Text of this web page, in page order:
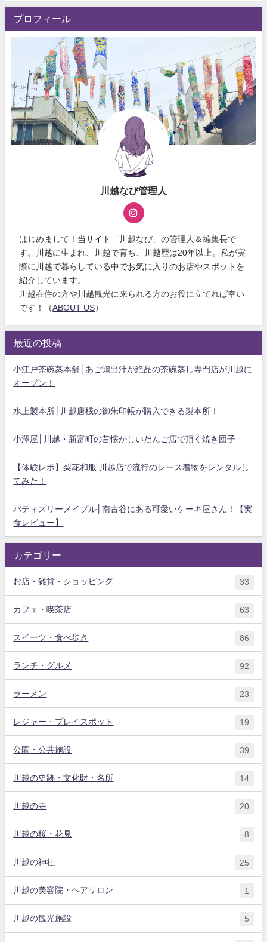
プロフィール
川越なび管理人
はじめまして！当サイト「川越なび」の管理人＆編集長で
す。川越に生まれ、川越で育ち、川越歴は20年以上。私が実
際に川越で暮らしている中でお気に入りのお店やスポットを
紹介しています。
川越在住の方や川越観光に来られる方のお役に立てれば幸い
です！（ABOUT US）
最近の投稿
小江戸茶碗蒸本舗│あご鶏出汁が絶品の茶碗蒸し専門店が川越に
オープン！
水上製本所│川越唐桟の御朱印帳が購入できる製本所！
小澤屋│川越・新富町の昔懐かしいだんご店で頂く焼き団子
【体験レポ】梨花和服 川越店で流行のレース着物をレンタルし
てみた！
パティスリーメイプル│南古谷にある可愛いケーキ屋さん！【実
食レビュー】
カテゴリー
お店・雑貨・ショッピング 33
カフェ・喫茶店 63
スイーツ・食べ歩き 86
ランチ・グルメ 92
ラーメン 23
レジャー・プレイスポット 19
公園・公共施設 39
川越の史跡・文化財・名所 14
川越の寺 20
川越の桜・花見 8
川越の神社 25
川越の美容院・ヘアサロン 1
川越の観光施設 5